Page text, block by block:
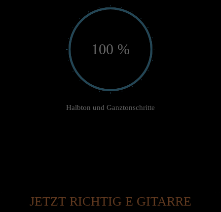
100 %
Halbton und Ganztonschritte
JETZT RICHTIG E GITARRE